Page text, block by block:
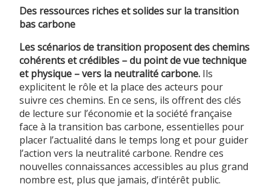
Des ressources riches et solides sur la transition
bas carbone
Les scénarios de transition proposent des chemins
cohérents et crédibles – du point de vue technique
et physique – vers la neutralité carbone. Ils
explicitent le rôle et la place des acteurs pour
suivre ces chemins. En ce sens, ils offrent des clés
de lecture sur l’économie et la société française
face à la transition bas carbone, essentielles pour
placer l’actualité dans le temps long et pour guider
l’action vers la neutralité carbone. Rendre ces
nouvelles connaissances accessibles au plus grand
nombre est, plus que jamais, d’intérêt public.